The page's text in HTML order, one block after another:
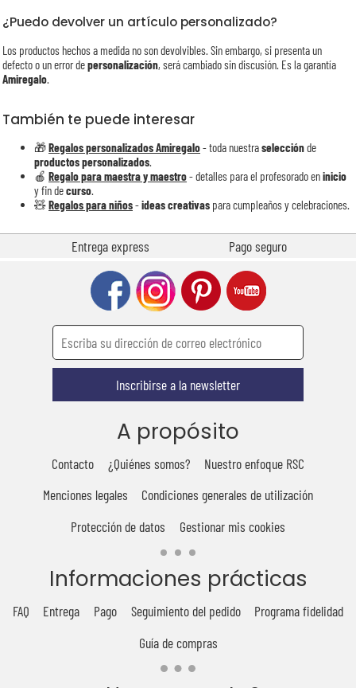
¿Puedo devolver un artículo personalizado?
Los productos hechos a medida no son devolvibles. Sin embargo, si presenta un
defecto o un error depersonalización, será cambiado sin discusión. Es la garantía
Amiregalo.
También te puede interesar
🎁Regalos personalizados Amiregalo- toda nuestraselecciónde
productos personalizados.
🍎Regalo para maestra y maestro- detalles para el profesorado eninicio
y fin decurso.
🧸Regalos para niños-ideas creativas para cumpleaños y celebraciones.
Entrega express Pago seguro
Inscribirse a la newsletter
A propósito
Contacto ¿Quiénes somos?
Nuestro enfoque RSC
Menciones legales
Condiciones generales de utilización
Protección de datos
Gestionar mis cookies
Informaciones prácticas
FAQ Entrega Pago Seguimiento del pedido
Programa fidelidad
Guía de compras